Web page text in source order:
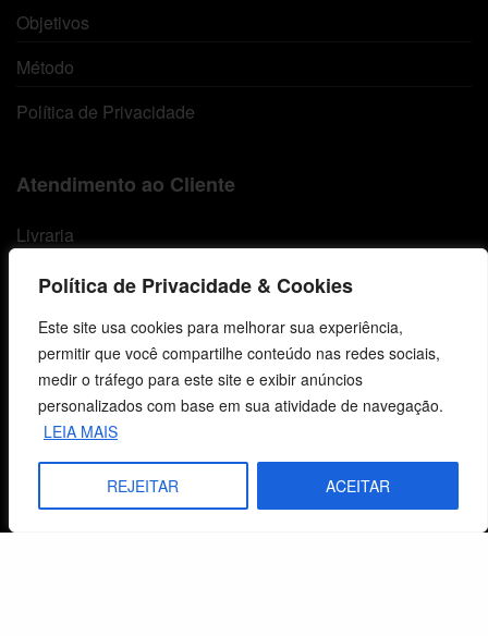
Política de Privacidade & Cookies
Este site usa cookies para melhorar sua experiência,
permitir que você compartilhe conteúdo nas redes sociais,
medir o tráfego para este site e exibir anúncios
personalizados com base em sua atividade de navegação.
LEIA MAIS
REJEITAR ACEITAR
Objetivos
Método
Política de Privacidade
Atendimento ao Cliente
Livraria
Minha conta
Carrinho
Lista de Desejos
Termos e Condições
Centro de Estudos Bíblicos